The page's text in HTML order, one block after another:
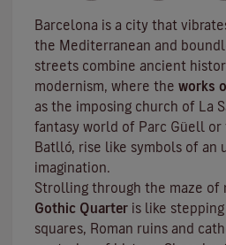
Barcelona is a city that
the Mediterranean and
streets combine ancient
modernism, where the works
as the imposing church of La
fantasy world of Parc Güell or
Batlló, rise like symbols of an
imagination.
Strolling through the maze of
Gothic Quarter is like
squares, Roman ruins and